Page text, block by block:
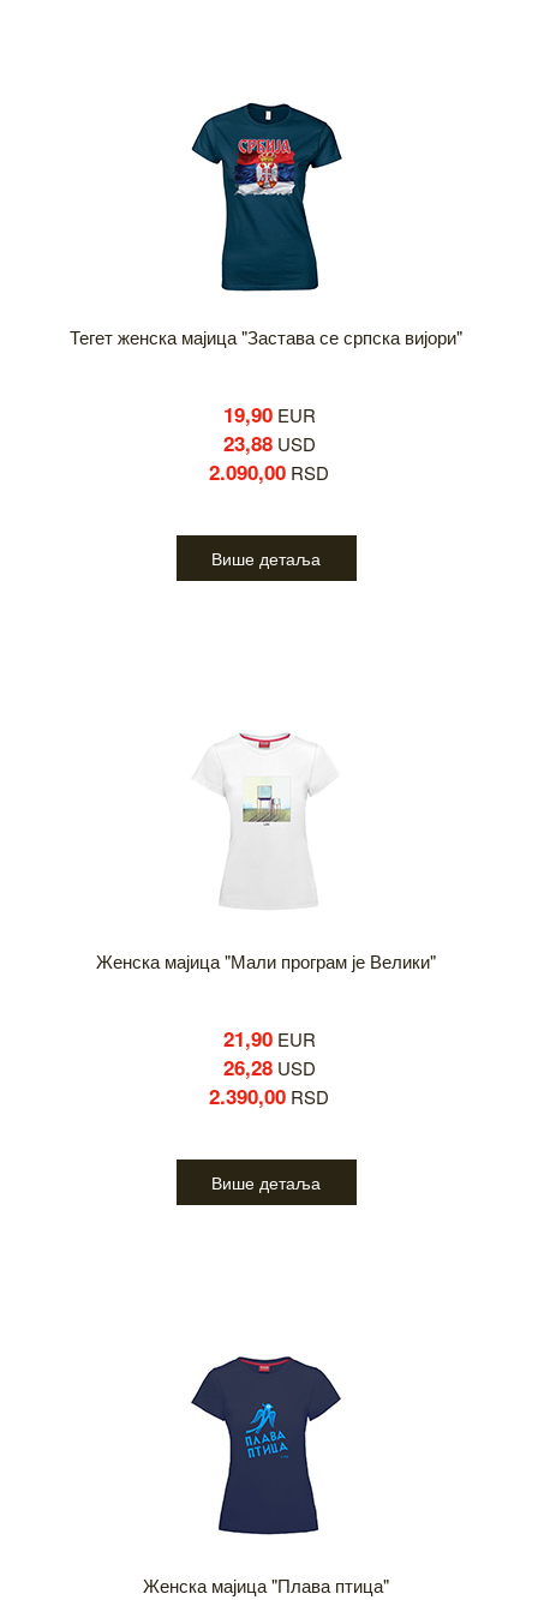
Тегет женска мајица "Застава се српска вијори"
19,90EUR
23,88USD
2.090,00 RSD
Више детаља
Женска мајица "Мали програм је Велики"
21,90EUR
26,28USD
2.390,00 RSD
Више детаља
Женска мајица "Плава птица"